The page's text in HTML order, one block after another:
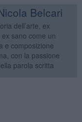
Belcari
dell’arte, ex
sano come un
e composizione
con la passione
parola scritta